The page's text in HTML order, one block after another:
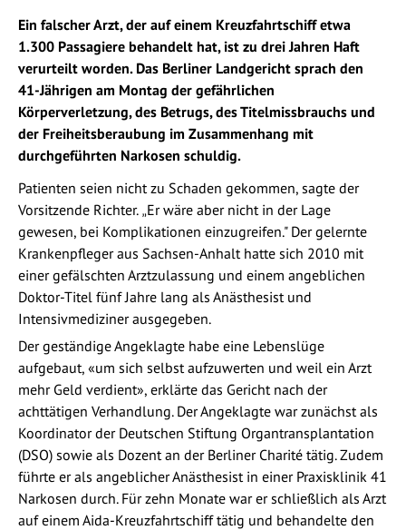
Ein falscher Arzt, der auf einem Kreuzfahrtschiff etwa
1.300 Passagiere behandelt hat, ist zu drei Jahren Haft
verurteilt worden. Das Berliner Landgericht sprach den
41-Jährigen am Montag der gefährlichen
Körperverletzung, des Betrugs, des Titelmissbrauchs und
der Freiheitsberaubung im Zusammenhang mit
durchgeführten Narkosen schuldig.
Patienten seien nicht zu Schaden gekommen, sagte der
Vorsitzende Richter. „Er wäre aber nicht in der Lage
gewesen, bei Komplikationen einzugreifen." Der gelernte
Krankenpfleger aus Sachsen-Anhalt hatte sich 2010 mit
einer gefälschten Arztzulassung und einem angeblichen
Doktor-Titel fünf Jahre lang als Anästhesist und
Intensivmediziner ausgegeben.
Der geständige Angeklagte habe eine Lebenslüge
aufgebaut, «um sich selbst aufzuwerten und weil ein Arzt
mehr Geld verdient», erklärte das Gericht nach der
achttätigen Verhandlung. Der Angeklagte war zunächst als
Koordinator der Deutschen Stiftung Organtransplantation
(DSO) sowie als Dozent an der Berliner Charité tätig. Zudem
führte er als angeblicher Anästhesist in einer Praxisklinik 41
Narkosen durch. Für zehn Monate war er schließlich als Arzt
auf einem Aida-Kreuzfahrtschiff tätig und behandelte den